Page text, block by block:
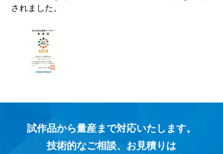
されました。
試作品から量産まで対応いたします。
技術的なご相談、お見積りは